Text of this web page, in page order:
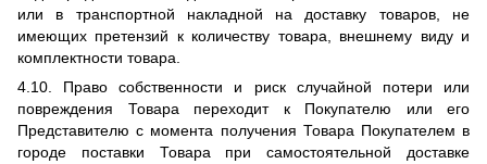
или в транспортной накладной на доставку товаров, не
имеющих претензий к количеству товара, внешнему виду и
комплектности товара.
4.10. Право собственности и риск случайной потери или
повреждения Товара переходит к Покупателю или его
Представителю с момента получения Товара Покупателем в
городе поставки Товара при самостоятельной доставке